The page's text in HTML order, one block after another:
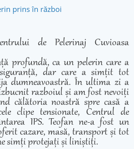
prins în război
de Pelerinaj Cuvioasa
profundă, ca un pelerin care a
dar care a simțit tot
dumneavoastră. În ultima zi a
razboiul și am fost nevoiți
călătoria noastră spre casă a
clipe tensionate, Centrul de
IPS. Teofan ne-a fost un
cazare, masă, transport și tot
simți protejați și liniștiți.